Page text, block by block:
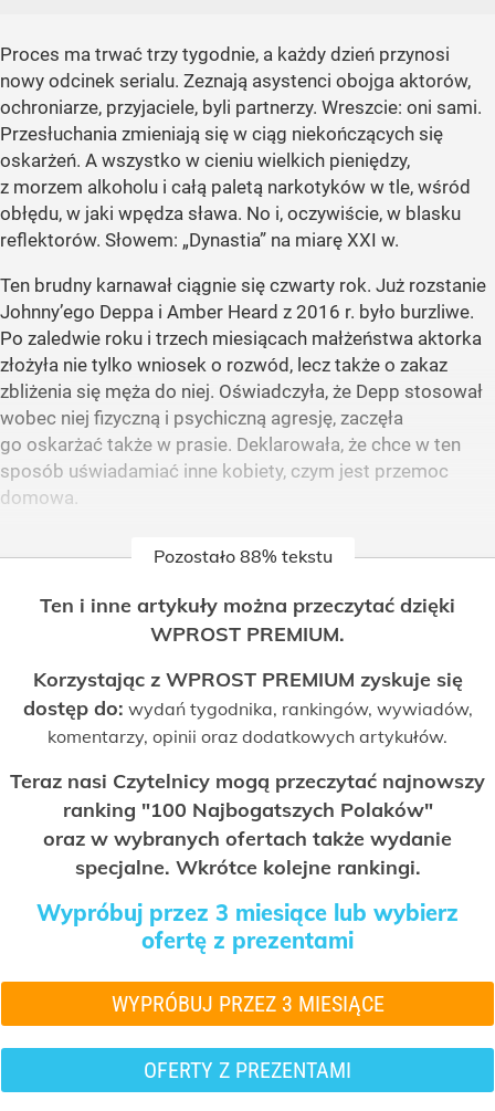
Proces ma trwać trzy tygodnie, a każdy dzień przynosi
nowy odcinek serialu. Zeznają asystenci obojga aktorów,
ochroniarze, przyjaciele, byli partnerzy. Wreszcie: oni sami.
Przesłuchania zmieniają się w ciąg niekończących się
oskarżeń. A wszystko w cieniu wielkich pieniędzy,
z morzem alkoholu i całą paletą narkotyków w tle, wśród
obłędu, w jaki wpędza sława. No i, oczywiście, w blasku
reflektorów. Słowem: „Dynastia” na miarę XXI w.
Ten brudny karnawał ciągnie się czwarty rok. Już rozstanie
Johnny’ego Deppa i Amber Heard z 2016 r. było burzliwe.
Po zaledwie roku i trzech miesiącach małżeństwa aktorka
złożyła nie tylko wniosek o rozwód, lecz także o zakaz
zbliżenia się męża do niej. Oświadczyła, że Depp stosował
wobec niej fizyczną i psychiczną agresję, zaczęła
go oskarżać także w prasie. Deklarowała, że chce w ten
sposób uświadamiać inne kobiety, czym jest przemoc
domowa.
Pozostało 88% tekstu
Ten i inne artykuły można przeczytać dzięki
WPROST PREMIUM.
Korzystając z WPROST PREMIUM zyskuje się
dostęp do: wydań tygodnika, rankingów, wywiadów,
komentarzy, opinii oraz dodatkowych artykułów.
Teraz nasi Czytelnicy mogą przeczytać najnowszy
ranking "100 Najbogatszych Polaków"
oraz w wybranych ofertach także wydanie
specjalne. Wkrótce kolejne rankingi.
Wypróbuj przez 3 miesiące lub wybierz
ofertę z prezentami
WYPRÓBUJ PRZEZ 3 MIESIĄCE
OFERTY Z PREZENTAMI